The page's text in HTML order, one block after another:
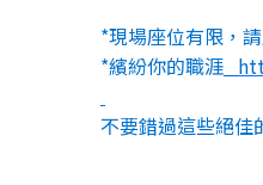
*現場座位有限，
*繽紛你的職涯
不要錯過這些絕佳